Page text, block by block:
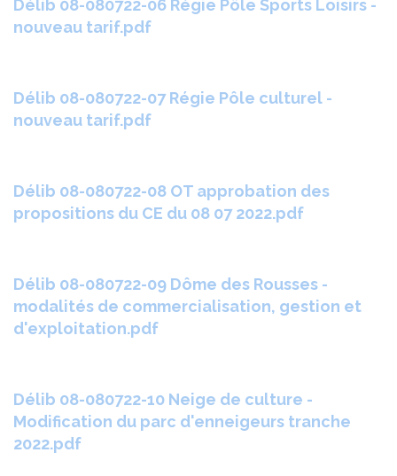
Délib 08-080722-06 Régie Pôle Sports Loisirs -
nouveau tarif.pdf
Délib 08-080722-07 Régie Pôle culturel -
nouveau tarif.pdf
Délib 08-080722-08 OT approbation des
propositions du CE du 08 07 2022.pdf
Délib 08-080722-09 Dôme des Rousses -
modalités de commercialisation, gestion et
d'exploitation.pdf
Délib 08-080722-10 Neige de culture -
Modification du parc d'enneigeurs tranche
2022.pdf